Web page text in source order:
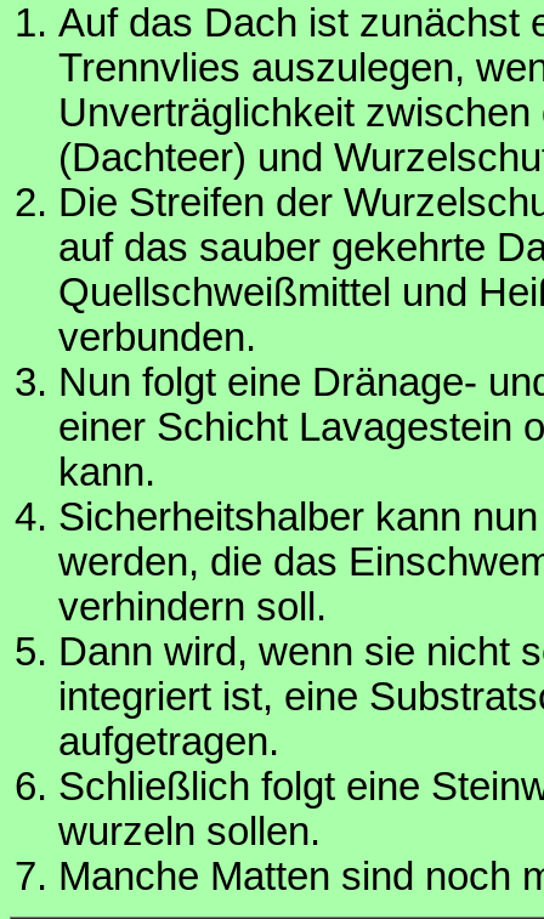
Auf das Dach ist zunächst
Trennvlies auszulegen,
Unverträglichkeit
(Dachteer) und
Die Streifen der
auf das sauber gekehrte
Quellschweißmittel und
verbunden.
Nun folgt eine Dränage-
einer Schicht Lavagestein
kann.
Sicherheitshalber kann
werden, die das
verhindern soll.
Dann wird, wenn sie nicht
integriert ist, eine
aufgetragen.
Schließlich folgt eine
wurzeln sollen.
Manche Matten sind noch